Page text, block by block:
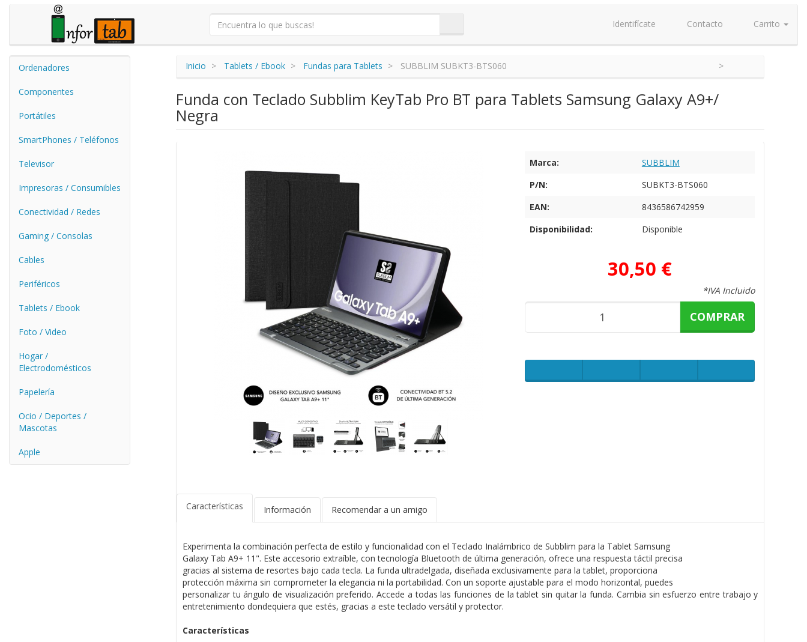
Identifícate Contacto Carrito
Ordenadores
Componentes
Portátiles
SmartPhones / Teléfonos
Televisor
Impresoras / Consumibles
Conectividad / Redes
Gaming / Consolas
Cables
Periféricos
Tablets / Ebook
Foto / Video
Hogar /
Electrodomésticos
Papelería
Ocio / Deportes /
Mascotas
Apple
Inicio Tablets / Ebook Fundas para Tablets SUBBLIM SUBKT3-BTS060
Funda con Teclado Subblim KeyTab Pro BT para Tablets Samsung Galaxy A9+/
Negra
Marca:
SUBBLIM
P/N:
SUBKT3-BTS060
EAN:
8436586742959
Disponibilidad:
Disponible
30,50 €
*IVA Incluido
COMPRAR
Características Información Recomendar a un amigo
Experimenta la combinación perfecta de estilo y funcionalidad con el Teclado Inalámbrico de Subblim para la Tablet Samsung
Galaxy Tab A9+ 11". Este accesorio extraíble, con tecnología Bluetooth de última generación, ofrece una respuesta táctil precisa
gracias al sistema de resortes bajo cada tecla. La funda ultradelgada, diseñada exclusivamente para la tablet, proporciona
protección máxima sin comprometer la elegancia ni la portabilidad. Con un soporte ajustable para el modo horizontal, puedes
personalizar tu ángulo de visualización preferido. Accede a todas las funciones de la tablet sin quitar la funda. Cambia sin esfuerzo entre trabajo y
entretenimiento dondequiera que estés, gracias a este teclado versátil y protector.
Características